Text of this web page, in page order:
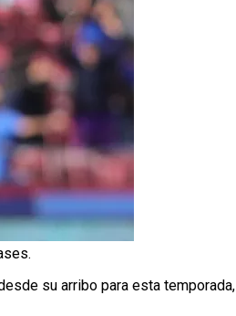
su arribo para esta temporada,